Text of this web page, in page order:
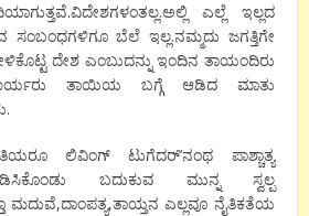
ಎಲ್ಲೆ ಇಲ್ಲದ
ಸಂಬಂಧಗಳಿಗೂ ಬೆಲೆ ಇಲ್ಲ.ನಮ್ಮದು ಜಗತ್ತಿಗೇ
ದೇಶ ಎಂಬುದನ್ನು ಇಂದಿನ ತಾಯಂದಿರು
ತಾಯಿಯ ಬಗ್ಗೆ ಆಡಿದ ಮಾತು
ಲಿವಿಂಗ್ ಟುಗೆದರ್’ನಂಥ ಪಾಶ್ಚಾತ್ಯ
ಬದುಕುವ ಮುನ್ನ ಸ್ವಲ್ಪ
ಎಲ್ಲವೂ ನೈತಿಕತೆಯ